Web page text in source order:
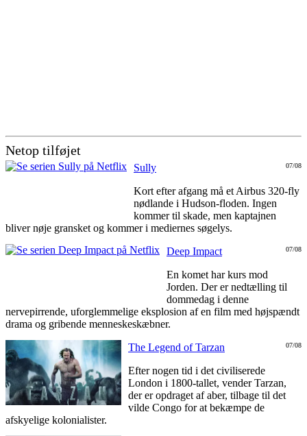
Netop tilføjet
07/08
Sully
Kort efter afgang må et Airbus 320-fly
nødlande i Hudson-floden. Ingen
kommer til skade, men kaptajnen
bliver nøje gransket og kommer i mediernes søgelys.
07/08
Deep Impact
En komet har kurs mod
Jorden. Der er nedtælling til
dommedag i denne
nervepirrende, uforglemmelige eksplosion af en film med højspændt
drama og gribende menneskeskæbner.
07/08
The Legend of Tarzan
Efter nogen tid i det civiliserede
London i 1800-tallet, vender Tarzan,
der er opdraget af aber, tilbage til det
vilde Congo for at bekæmpe de
afskyelige kolonialister.